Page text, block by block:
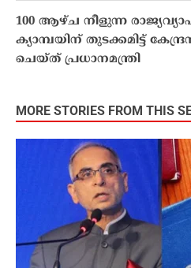
100 ആഴ്ച നീളുന്ന
ക്യാമ്പയിന് തുടക്കമിട്ട്
ചെയ്ത് പ്രധാനമന്ത്രി
MORE STORIES FROM THIS